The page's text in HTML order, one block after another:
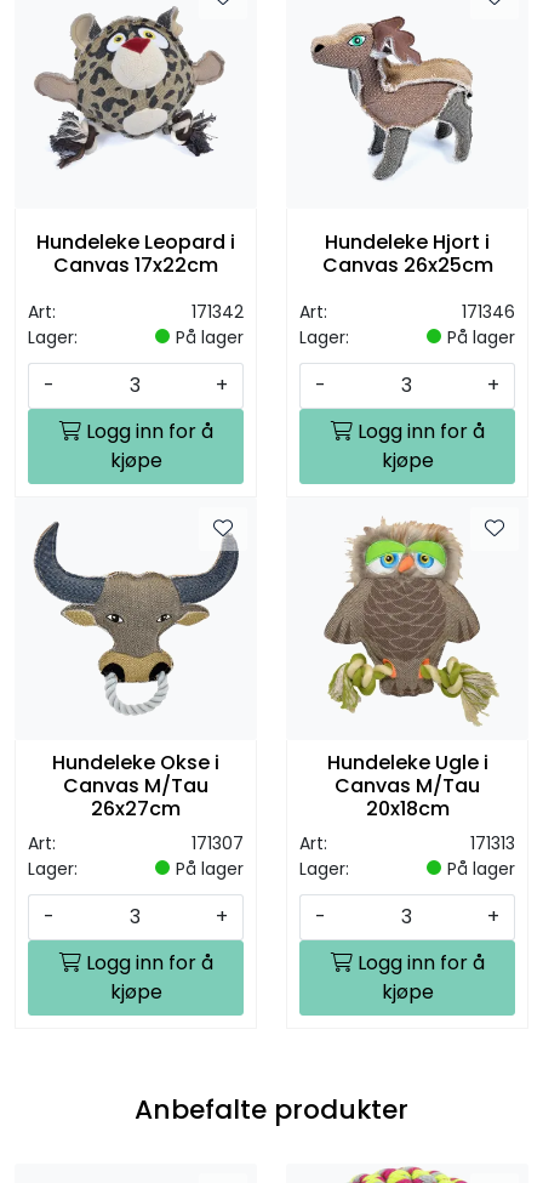
Hundeleke Leopard i
Canvas 17x22cm
Art:
171342
Lager:
På lager
-
+
Logg inn for å
kjøpe
Hundeleke Hjort i
Canvas 26x25cm
Art:
171346
Lager:
På lager
-
+
Logg inn for å
kjøpe
Hundeleke Okse i
Canvas M/Tau
26x27cm
Art:
171307
Lager:
På lager
-
+
Logg inn for å
kjøpe
Hundeleke Ugle i
Canvas M/Tau
20x18cm
Art:
171313
Lager:
På lager
-
+
Logg inn for å
kjøpe
Anbefalte produkter